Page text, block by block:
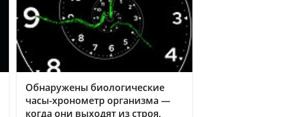
Обнаружены биологические
часы-хронометр организма —
когда они выходят из строя,